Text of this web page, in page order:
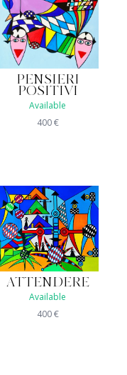
PENSIERI
POSITIVI
Available
400€
ATTENDERE
Available
400€